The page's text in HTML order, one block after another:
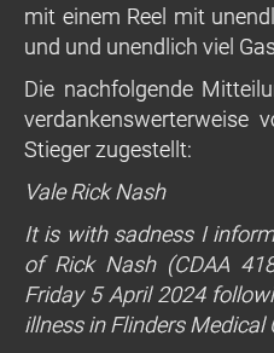
mit einem Reel mit
und und unendlich viel
Die nachfolgende
verdankenswerterweise
Stieger zugestellt:
Vale Rick Nash
It is with sadness I
of Rick Nash (CDAA
Friday 5 April 2024
illness in Flinders Medical